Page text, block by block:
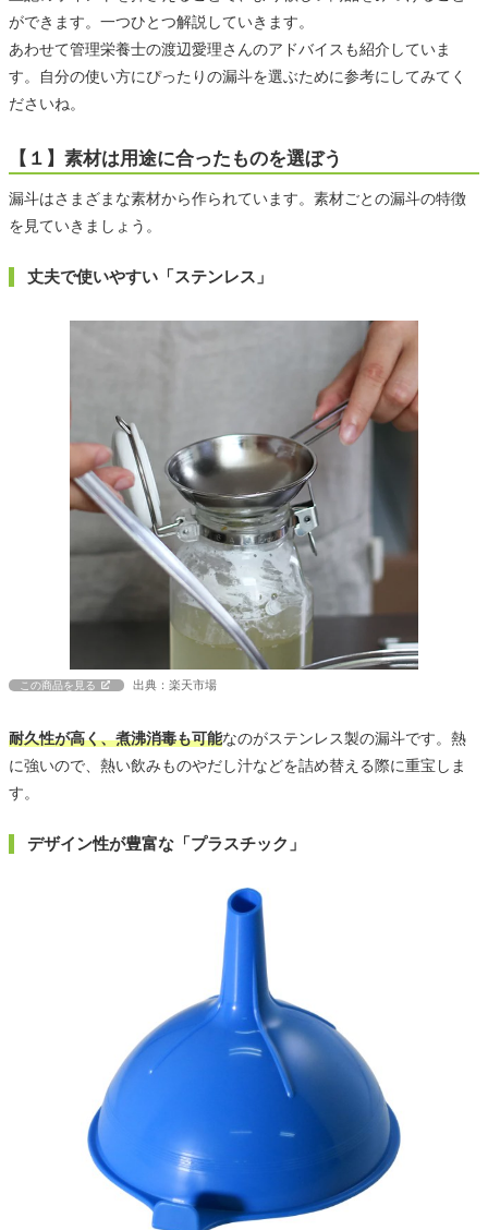
ができます。一つひとつ解説していきます。
あわせて管理栄養士の渡辺愛理さんのアドバイスも紹介していま
す。自分の使い方にぴったりの漏斗を選ぶために参考にしてみてく
ださいね。
【１】素材は用途に合ったものを選ぼう
漏斗はさまざまな素材から作られています。素材ごとの漏斗の特徴
を見ていきましょう。
丈夫で使いやすい「ステンレス」
この商品を見る 出典：楽天市場
耐久性が高く、煮沸消毒も可能なのがステンレス製の漏斗です。熱
に強いので、熱い飲みものやだし汁などを詰め替える際に重宝しま
す。
デザイン性が豊富な「プラスチック」